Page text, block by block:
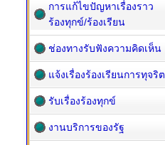
การแก้ไขปัญหาเรื่องราว
ร้องทุกข์/ร้องเรียน
ช่องทางรับฟังความคิดเห็น
แจ้งเรื่องร้องเรียนการทุจริต
รับเรื่องร้องทุกข์
งานบริการของรัฐ